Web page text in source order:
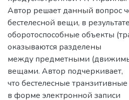
Автор решает данный вопрос
бестелесной вещи, в
оборотоспособные объекты
оказываются разделены
между предметными
вещами. Автор подчеркивает,
что бестелесные
в форме электронной записи